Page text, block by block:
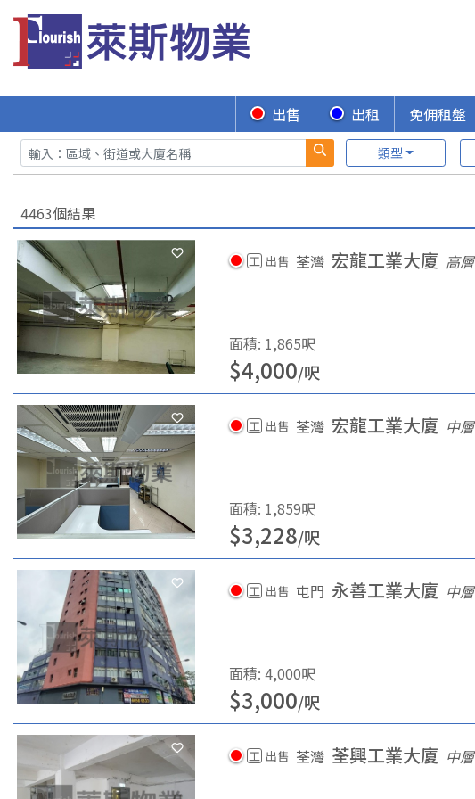
出售 出租 免佣租盤
類型
4463個結果
工 出售 荃灣 宏龍工業大廈 高層
面積: 1,865呎
$4,000/呎
工 出售 荃灣 宏龍工業大廈 中層
面積: 1,859呎
$3,228/呎
工 出售 屯門 永善工業大廈 中層
面積: 4,000呎
$3,000/呎
工 出售 荃灣 荃興工業大廈 中層